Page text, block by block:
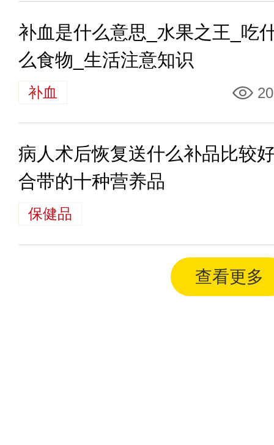
补血是什么意思_水果之王_吃
么食物_生活注意知识
补血
病人术后恢复送什么补品比较
合带的十种营养品
保健品
查看更多